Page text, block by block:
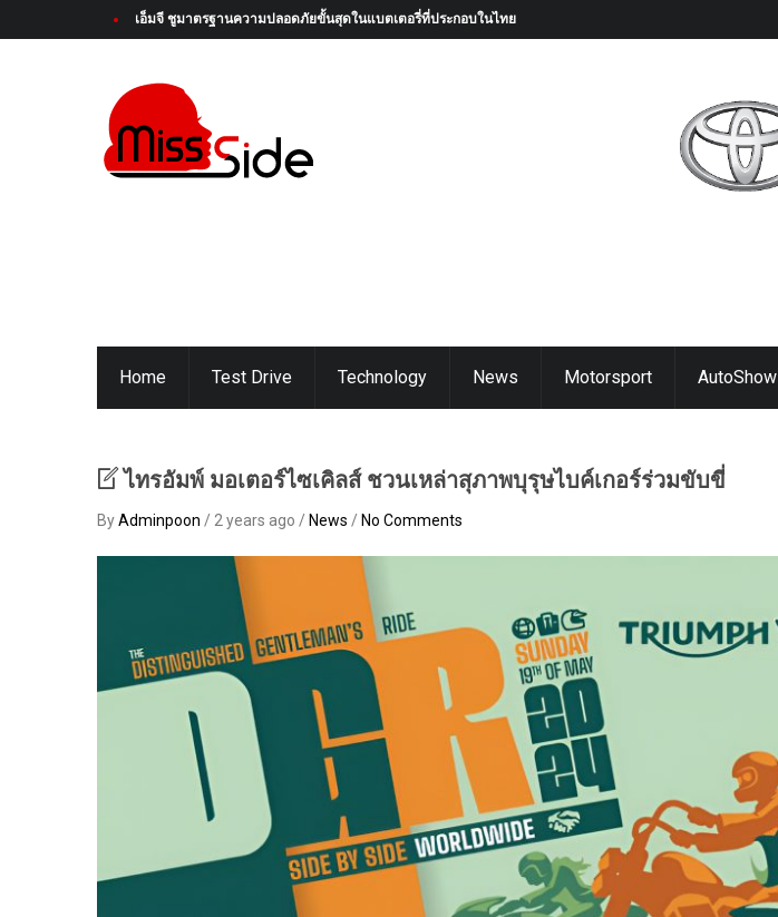
ได้เวลาบูสต์ความสนุกครั้งใหม่! Honda Super-ONE ใหม่ เตรียมเปิดตัวในไทย 14 ส.ค. นี้
Home Test Drive Technology News Motorsport AutoShow
ไทรอัมพ์ มอเตอร์ไซเคิลส์ ชวนเหล่าสุภาพบุรุษไบค์เกอร์ร่วมขับขี่
ByAdminpoon / 2 years ago / News / No Comments